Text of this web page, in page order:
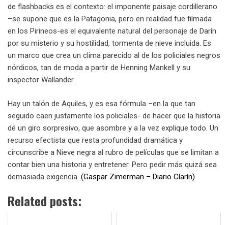
de flashbacks es el contexto: el imponente paisaje cordillerano
–se supone que es la Patagonia, pero en realidad fue filmada
en los Pirineos-es el equivalente natural del personaje de Darín
por su misterio y su hostilidad, tormenta de nieve incluida. Es
un marco que crea un clima parecido al de los policiales negros
nórdicos, tan de moda a partir de Henning Mankell y su
inspector Wallander.
Hay un talón de Aquiles, y es esa fórmula –en la que tan
seguido caen justamente los policiales- de hacer que la historia
dé un giro sorpresivo, que asombre y a la vez explique todo. Un
recurso efectista que resta profundidad dramática y
circunscribe a Nieve negra al rubro de películas que se limitan a
contar bien una historia y entretener. Pero pedir más quizá sea
demasiada exigencia. (Gaspar Zimerman – Diario Clarín)
Related posts: